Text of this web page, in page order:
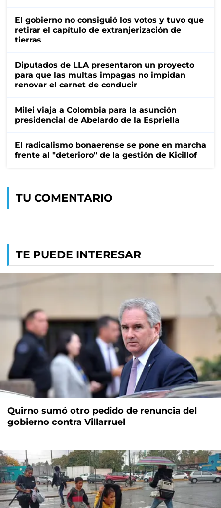
El gobierno no consiguió los votos y tuvo que
retirar el capítulo de extranjerización de
tierras
Diputados de LLA presentaron un proyecto
para que las multas impagas no impidan
renovar el carnet de conducir
Milei viaja a Colombia para la asunción
presidencial de Abelardo de la Espriella
El radicalismo bonaerense se pone en marcha
frente al "deterioro" de la gestión de Kicillof
TU COMENTARIO
TE PUEDE INTERESAR
Quirno sumó otro pedido de renuncia del
gobierno contra Villarruel